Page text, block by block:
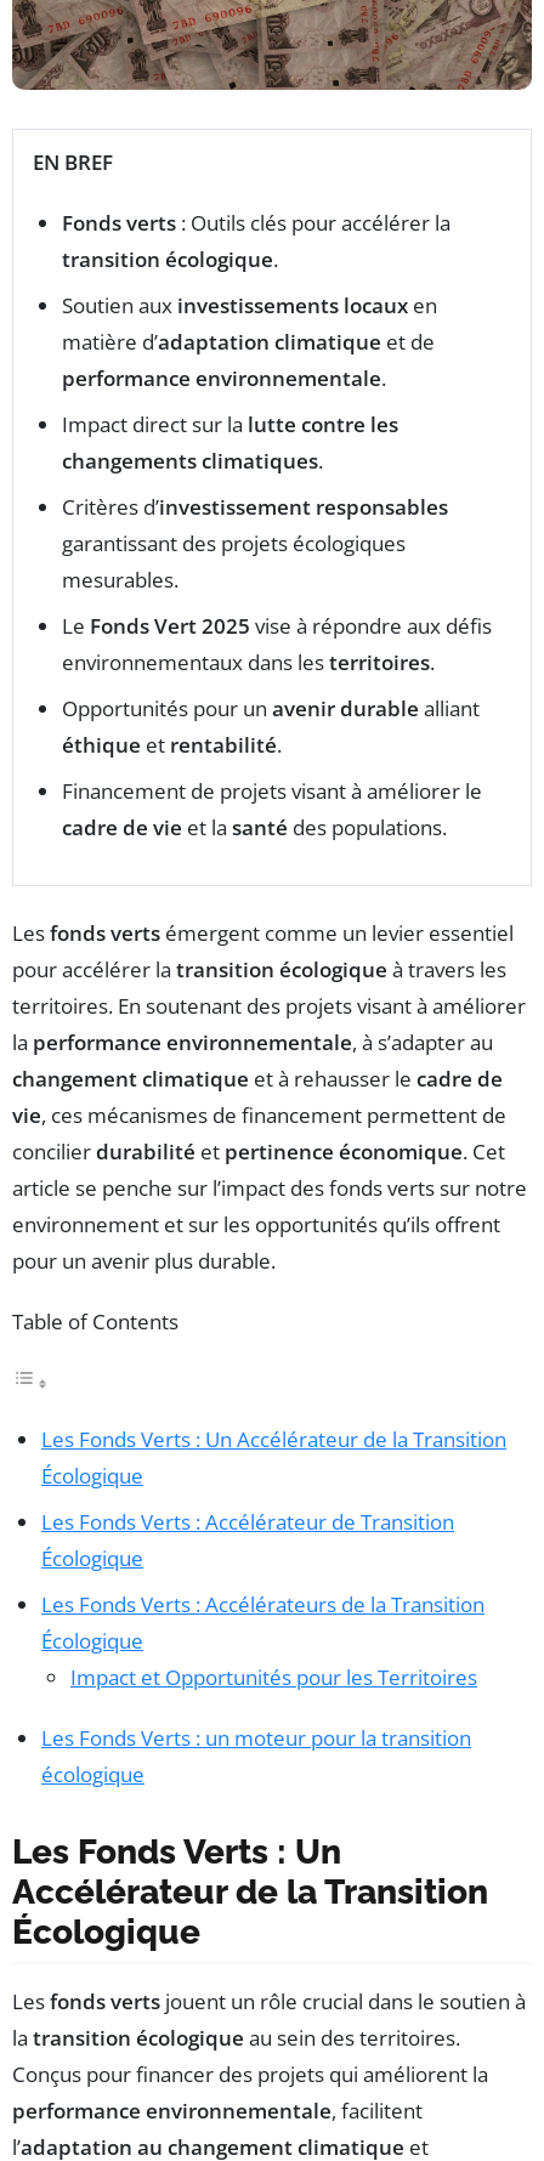
EN BREF
Fonds verts : Outils clés pour accélérer la
transition écologique.
Soutien aux investissements locaux en
matière d’adaptation climatique et de
performance environnementale.
Impact direct sur la lutte contre les
changements climatiques.
Critères d’investissement responsables
garantissant des projets écologiques
mesurables.
Le Fonds Vert 2025 vise à répondre aux défis
environnementaux dans lesterritoires.
Opportunités pour un avenir durable alliant
éthique et rentabilité.
Financement de projets visant à améliorer le
cadre de vie et la santé des populations.
Lesfonds verts émergent comme un levier essentiel
pour accélérer la transition écologique à travers les
territoires. En soutenant des projets visant à améliorer
la performance environnementale, à s’adapter au
changement climatique et à rehausser le cadre de
vie, ces mécanismes de financement permettent de
concilierdurabilité et pertinence économique. Cet
article se penche sur l’impact des fonds verts sur notre
environnement et sur les opportunités qu’ils offrent
pour un avenir plus durable.
Table of Contents
Les Fonds Verts : Un Accélérateur de la Transition
Écologique
Les Fonds Verts : Accélérateur de Transition
Écologique
Les Fonds Verts : Accélérateurs de la Transition
Écologique
Impact et Opportunités pour les Territoires
Les Fonds Verts : un moteur pour la transition
écologique
Les Fonds Verts : Un
Accélérateur de la Transition
Écologique
Lesfonds verts jouent un rôle crucial dans le soutien à
la transition écologique au sein des territoires.
Conçus pour financer des projets qui améliorent la
performance environnementale, facilitent
l’adaptation au changement climatique et